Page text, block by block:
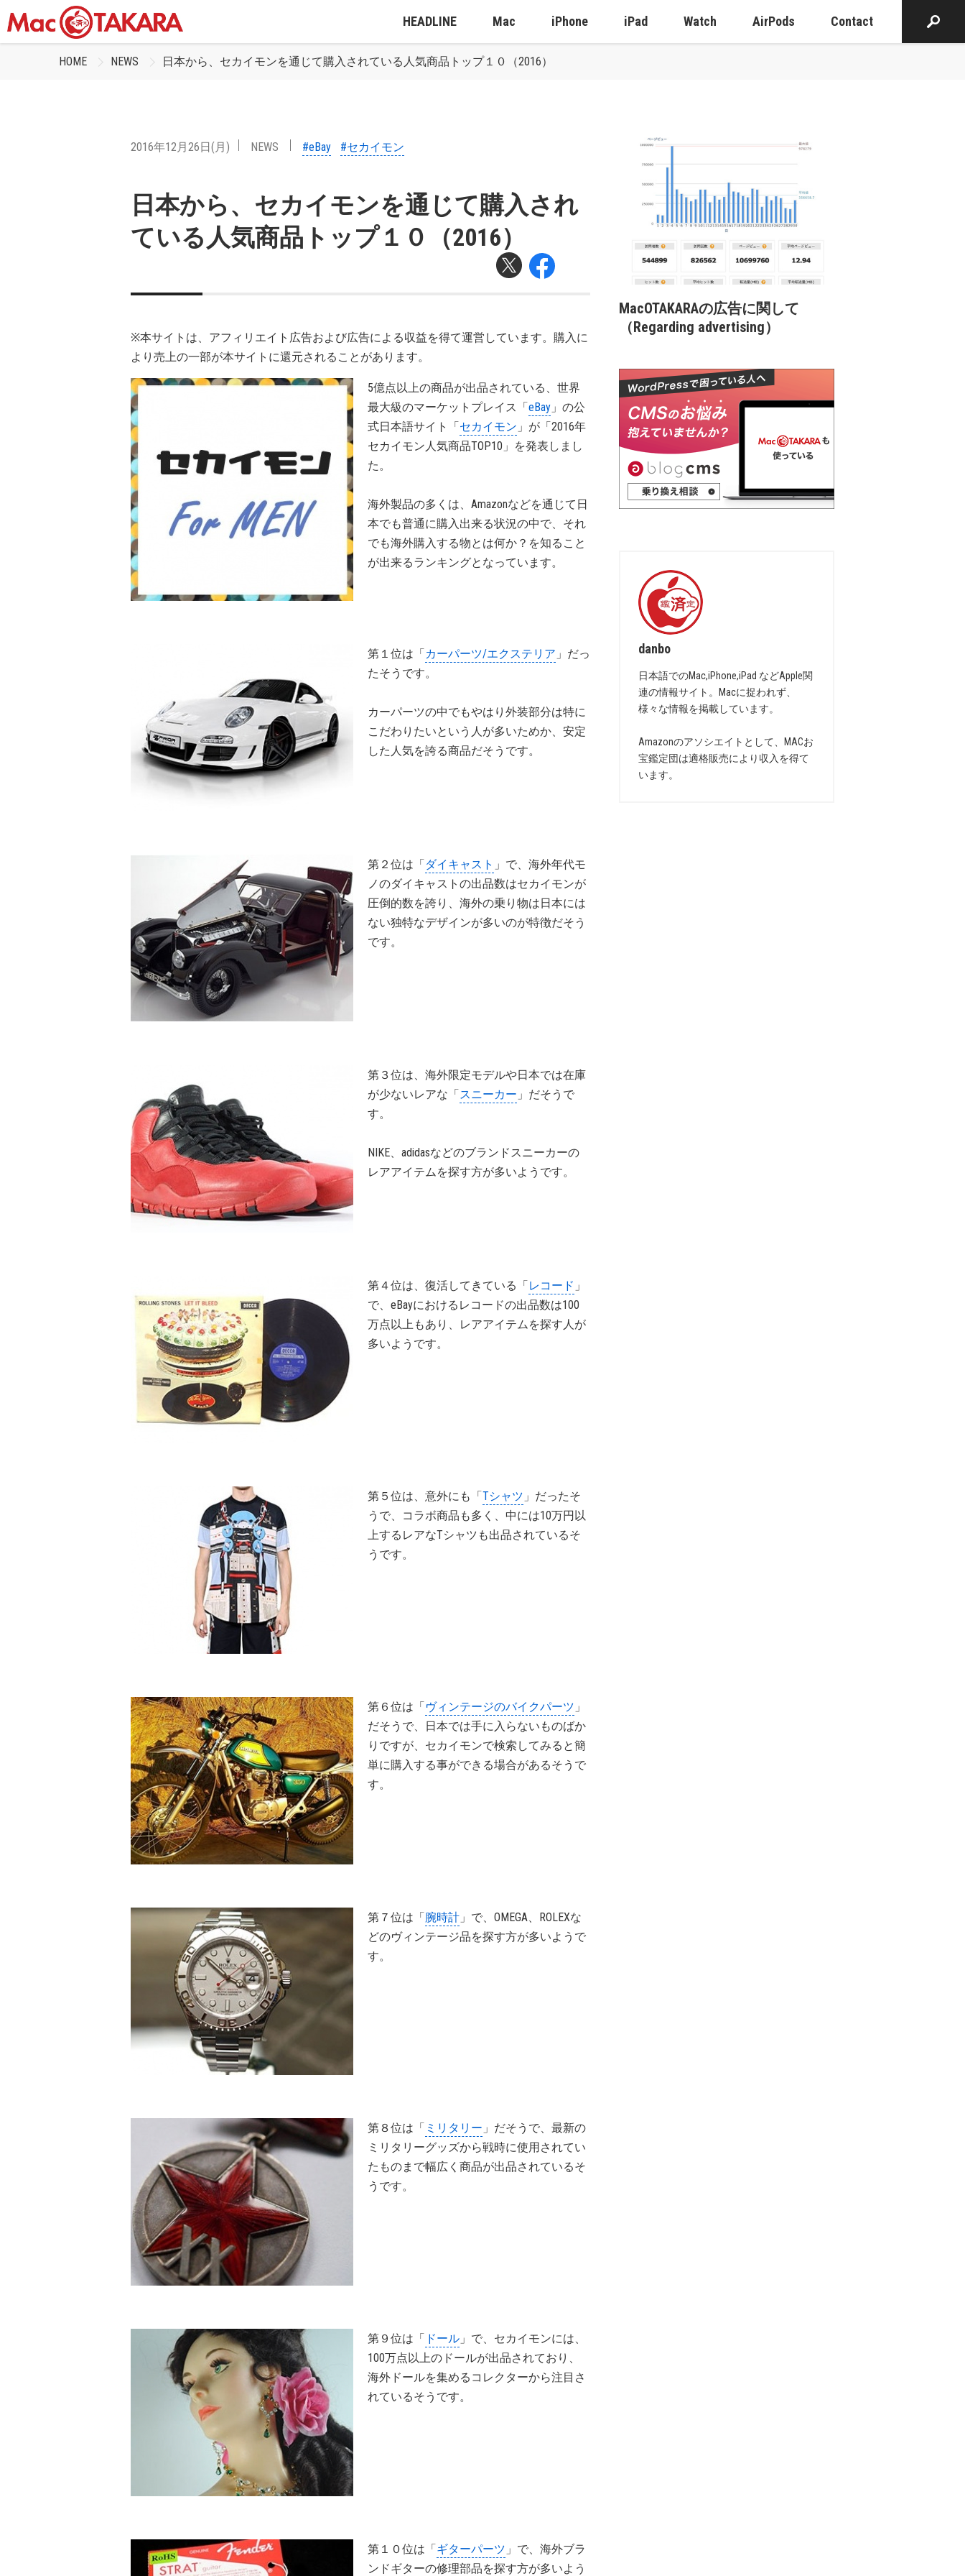
HEADLINE Mac iPhone iPad Watch AirPods Contact
HOME NEWS 日本から、セカイモンを通じて購入されている人気商品トップ１０（2016）
2016年12月26日(月) NEWS #eBay #セカイモン
日本から、セカイモンを通じて購入され
ている人気商品トップ１０（2016）
※本サイトは、アフィリエイト広告および広告による収益を得て運営しています。購入に
より売上の一部が本サイトに還元されることがあります。
5億点以上の商品が出品されている、世界
最大級のマーケットプレイス「eBay 」の公
式日本語サイト「セカイモン 」が「2016年
セカイモン人気商品TOP10」を発表しまし
た。
海外製品の多くは、Amazonなどを通じて日
本でも普通に購入出来る状況の中で、それ
でも海外購入する物とは何か？を知ること
が出来るランキングとなっています。
第１位は「カーパーツ/エクステリア 」だっ
たそうです。
カーパーツの中でもやはり外装部分は特に
こだわりたいという人が多いためか、安定
した人気を誇る商品だそうです。
第２位は「ダイキャスト 」で、海外年代モ
ノのダイキャストの出品数はセカイモンが
圧倒的数を誇り、海外の乗り物は日本には
ない独特なデザインが多いのが特徴だそう
です。
第３位は、海外限定モデルや日本では在庫
が少ないレアな「スニーカー 」だそうで
す。
NIKE、adidasなどのブランドスニーカーの
レアアイテムを探す方が多いようです。
第４位は、復活してきている「レコード 」
で、eBayにおけるレコードの出品数は100
万点以上もあり、レアアイテムを探す人が
多いようです。
第５位は、意外にも「Tシャツ 」だったそ
うで、コラボ商品も多く、中には10万円以
上するレアなTシャツも出品されているそ
うです。
第６位は「ヴィンテージのバイクパーツ 」
だそうで、日本では手に入らないものばか
りですが、セカイモンで検索してみると簡
単に購入する事ができる場合があるそうで
す。
第７位は「腕時計 」で、OMEGA、ROLEXな
どのヴィンテージ品を探す方が多いようで
す。
第８位は「 ミリタリー 」だそうで、最新の
ミリタリーグッズから戦時に使用されてい
たものまで幅広く商品が出品されているそ
うです。
第９位は「 ドール 」で、セカイモンには、
100万点以上のドールが出品されており、
海外ドールを集めるコレクターから注目さ
れているそうです。
第１０位は「ギターパーツ 」で、海外ブラ
ンドギターの修理部品を探す方が多いよう
MacOTAKARAの広告に関して
（Regarding advertising）
danbo
日本語でのMac,iPhone,iPad などApple関
連の情報サイト。Macに捉われず、
様々な情報を掲載しています。
Amazonのアソシエイトとして、MACお
宝鑑定団は適格販売により収入を得て
います。